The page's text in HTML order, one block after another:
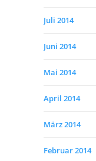
Juli 2014
Juni 2014
Mai 2014
April 2014
März 2014
Februar 2014